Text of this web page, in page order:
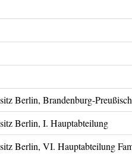
Berlin, Brandenburg-
Berlin, I. Hauptabteilung
Berlin, VI. Hauptabteilung